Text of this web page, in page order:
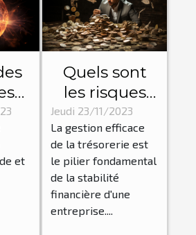
et
Quels sont
les risques
liés à une
mauvaise
gestion de la
trésorerie de
votre
entreprise ?
Jeudi 23/11/2023
La gestion efficace
de la trésorerie est
le pilier fondamental
de la stabilité
financière d'une
entreprise....